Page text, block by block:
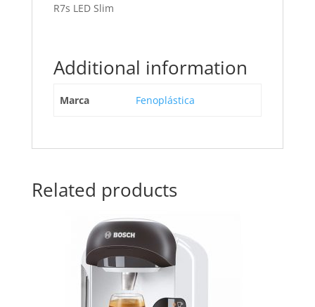
R7s LED Slim
Additional information
Marca Fenoplástica
Related products